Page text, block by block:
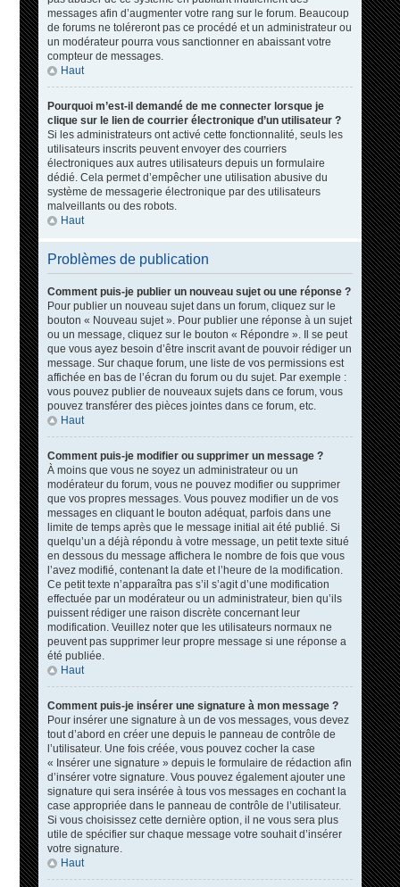
messages afin d’augmenter votre rang sur le forum. Beaucoup
de forums ne toléreront pas ce procédé et un administrateur ou
un modérateur pourra vous sanctionner en abaissant votre
compteur de messages.
Haut
Pourquoi m’est-il demandé de me connecter lorsque je
clique sur le lien de courrier électronique d’un utilisateur ?
Si les administrateurs ont activé cette fonctionnalité, seuls les
utilisateurs inscrits peuvent envoyer des courriers
électroniques aux autres utilisateurs depuis un formulaire
dédié. Cela permet d’empêcher une utilisation abusive du
système de messagerie électronique par des utilisateurs
malveillants ou des robots.
Haut
Problèmes de publication
Comment puis-je publier un nouveau sujet ou une réponse ?
Pour publier un nouveau sujet dans un forum, cliquez sur le
bouton « Nouveau sujet ». Pour publier une réponse à un sujet
ou un message, cliquez sur le bouton « Répondre ». Il se peut
que vous ayez besoin d’être inscrit avant de pouvoir rédiger un
message. Sur chaque forum, une liste de vos permissions est
affichée en bas de l’écran du forum ou du sujet. Par exemple :
vous pouvez publier de nouveaux sujets dans ce forum, vous
pouvez transférer des pièces jointes dans ce forum, etc.
Haut
Comment puis-je modifier ou supprimer un message ?
À moins que vous ne soyez un administrateur ou un
modérateur du forum, vous ne pouvez modifier ou supprimer
que vos propres messages. Vous pouvez modifier un de vos
messages en cliquant le bouton adéquat, parfois dans une
limite de temps après que le message initial ait été publié. Si
quelqu’un a déjà répondu à votre message, un petit texte situé
en dessous du message affichera le nombre de fois que vous
l’avez modifié, contenant la date et l’heure de la modification.
Ce petit texte n’apparaîtra pas s’il s’agit d’une modification
effectuée par un modérateur ou un administrateur, bien qu’ils
puissent rédiger une raison discrète concernant leur
modification. Veuillez noter que les utilisateurs normaux ne
peuvent pas supprimer leur propre message si une réponse a
été publiée.
Haut
Comment puis-je insérer une signature à mon message ?
Pour insérer une signature à un de vos messages, vous devez
tout d’abord en créer une depuis le panneau de contrôle de
l’utilisateur. Une fois créée, vous pouvez cocher la case
« Insérer une signature » depuis le formulaire de rédaction afin
d’insérer votre signature. Vous pouvez également ajouter une
signature qui sera insérée à tous vos messages en cochant la
case appropriée dans le panneau de contrôle de l’utilisateur.
Si vous choisissez cette dernière option, il ne vous sera plus
utile de spécifier sur chaque message votre souhait d’insérer
votre signature.
Haut